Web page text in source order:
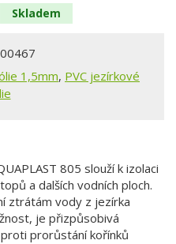
Skladem
1,5mm, PVC jezírkové
805 slouží k izolaci
a dalších vodních ploch.
ztrátám vody z jezírka
je přizpůsobivá
prorůstání kořínků